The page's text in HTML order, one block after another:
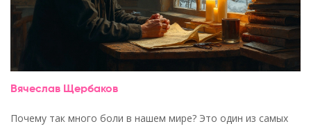
Вячеслав Щербаков
Почему так много боли в нашем мире? Это один из самых